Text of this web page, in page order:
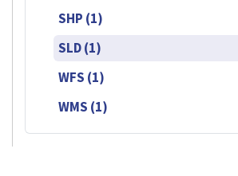
SHP (1)
SLD (1)
WFS (1)
WMS (1)